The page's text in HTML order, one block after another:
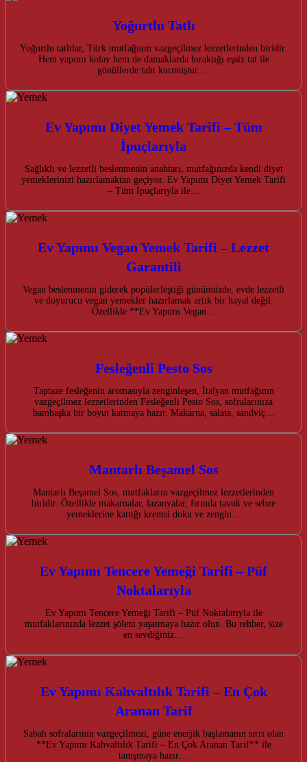
Yoğurtlu Tatlı
Yoğurtlu tatlılar, Türk mutfağının vazgeçilmez lezzetlerinden biridir.
Hem yapımı kolay hem de damaklarda bıraktığı eşsiz tat ile
gönüllerde taht kurmuştur.…
Ev Yapımı Diyet Yemek Tarifi – Tüm
İpuçlarıyla
Sağlıklı ve lezzetli beslenmenin anahtarı, mutfağınızda kendi diyet
yemeklerinizi hazırlamaktan geçiyor. Ev Yapımı Diyet Yemek Tarifi
– Tüm İpuçlarıyla ile…
Ev Yapımı Vegan Yemek Tarifi – Lezzet
Garantili
Vegan beslenmenin giderek popülerleştiği günümüzde, evde lezzetli
ve doyurucu vegan yemekler hazırlamak artık bir hayal değil.
Özellikle **Ev Yapımı Vegan…
Fesleğenli Pesto Sos
Taptaze fesleğenin aromasıyla zenginleşen, İtalyan mutfağının
vazgeçilmez lezzetlerinden Fesleğenli Pesto Sos, sofralarınıza
bambaşka bir boyut katmaya hazır. Makarna, salata, sandviç…
Mantarlı Beşamel Sos
Mantarlı Beşamel Sos, mutfakların vazgeçilmez lezzetlerinden
biridir. Özellikle makarnalar, lazanyalar, fırında tavuk ve sebze
yemeklerine kattığı kremsi doku ve zengin…
Ev Yapımı Tencere Yemeği Tarifi – Püf
Noktalarıyla
Ev Yapımı Tencere Yemeği Tarifi – Püf Noktalarıyla ile
mutfaklarınızda lezzet şöleni yaşatmaya hazır olun. Bu rehber, size
en sevdiğiniz…
Ev Yapımı Kahvaltılık Tarifi – En Çok
Aranan Tarif
Sabah sofralarının vazgeçilmezi, güne enerjik başlamanın sırrı olan
**Ev Yapımı Kahvaltılık Tarifi – En Çok Aranan Tarif** ile
tanışmaya hazır…